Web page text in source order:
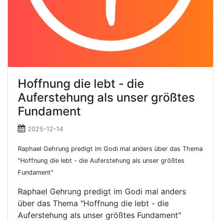
Hoffnung die lebt - die
Auferstehung als unser größtes
Fundament
2025-12-14
Raphael Gehrung predigt im Godi mal anders über das Thema
"Hoffnung die lebt - die Auferstehung als unser größtes
Fundament"
Raphael Gehrung predigt im Godi mal anders
über das Thema "Hoffnung die lebt - die
Auferstehung als unser größtes Fundament"